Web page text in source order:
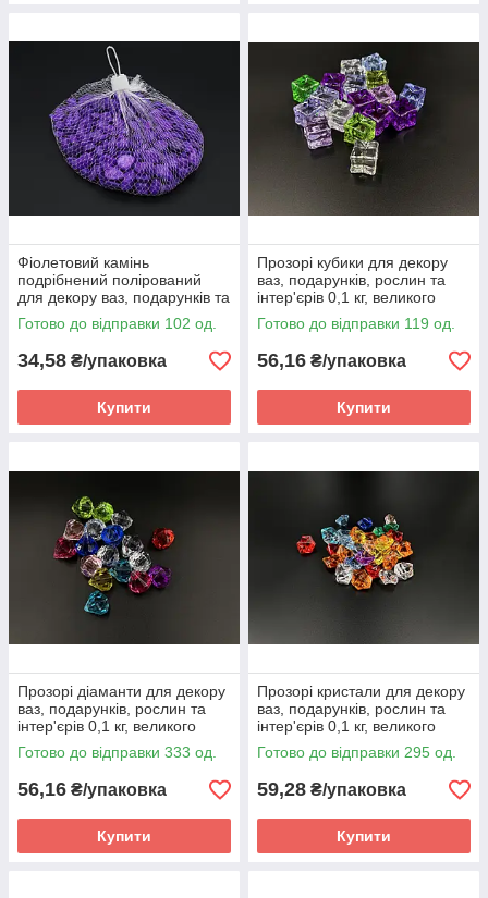
Фіолетовий камінь
подрібнений полірований
для декору ваз, подарунків та
інтер'єрів, великий, у сітці 0,5
кг
Готово до відправки 102 од.
34,58 ₴/упаковка
Купити
Прозорі кубики для декору
ваз, подарунків, рослин та
інтер'єрів 0,1 кг, великого
розміру, кольорові
Готово до відправки 119 од.
56,16 ₴/упаковка
Купити
Прозорі діаманти для декору
ваз, подарунків, рослин та
інтер'єрів 0,1 кг, великого
розміру, кольорові
Готово до відправки 333 од.
56,16 ₴/упаковка
Купити
Прозорі кристали для декору
ваз, подарунків, рослин та
інтер'єрів 0,1 кг, великого
розміру, кольорові
Готово до відправки 295 од.
59,28 ₴/упаковка
Купити